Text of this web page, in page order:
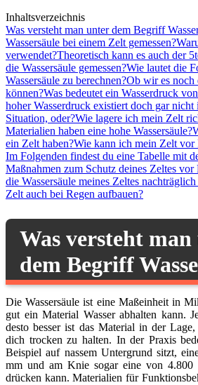
Inhaltsverzeichnis
Was versteht man unter dem Begriff
Wassersäule bei einem Zelt gemessen?
verwendet?Theoretisch kann es auch der
die Wassersäule gemessen?Wie lautet die
Wassersäule zu berechnen?Ob wir es noch
können?Was bedeutet ein Wasserdruck
hoher Wasserdruck existiert doch gar
Situation, oder?Wie lagere ich mein Zelt
Materialien haben eine hohe Wassersäule?
ein Zelt haben?Wie kann ich mein Zelt vor
Im Folgenden findest du eine Tabelle mit
Maßnahmen zum Schutz deines Zeltes vor
die Wassersäule meines Zeltes
Zelt auch bei Regen aufbauen?
Was versteht
dem Begriff
Die Wassersäule ist eine Maßeinheit in
gut ein Material Wasser abhalten kann.
desto besser ist das Material in der
dich trocken zu halten. In der Praxis
Beispiel auf nassem Untergrund sitzt,
mm und am Knie sogar eine von
drücken kann. Materialien für